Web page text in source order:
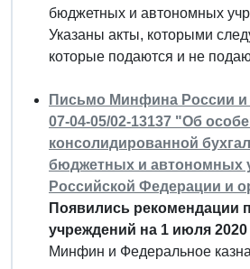
бюджетных и автономных
Указаны акты, которыми
которые подаются и не
Письмо Минфина России и
07-04-05/02-13137 "Об
консолидированной
бюджетных и автономных
Российской Федерации и
Появились
учреждений на 1 июля 2020
Минфин и Федеральное